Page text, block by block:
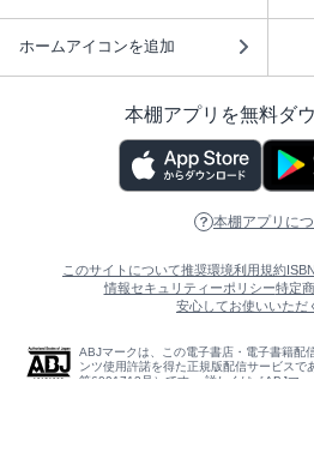
ホームアイコンを追加
本棚アプリを無料ダ
本棚アプリに
このサイトについて推奨環境利用規約
情報セキュリティーポリシー特定
安心してお使いいただ
ABJマークは、この電子書店・電子書籍配
ンツ使用許諾を得た正規版配信サービスで
第6091713号）です。 詳しくは［ABJマ